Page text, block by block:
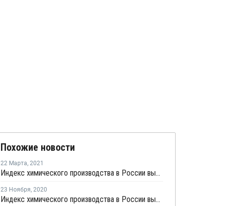
Похожие новости
22 Марта, 2021
Индекс химического производства в России вырос на 7,5% в январе - феврале
23 Ноября, 2020
Индекс химического производства в России вырос на 6,3% в январе - октябре